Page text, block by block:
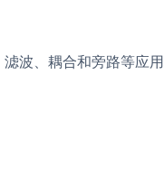
波、耦合和旁路等应